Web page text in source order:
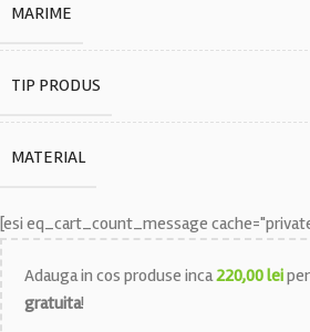
MARIME
TIP PRODUS
MATERIAL
[esi eq_cart_count_message
Adauga in cos produse inca220,00lei
gratuita!